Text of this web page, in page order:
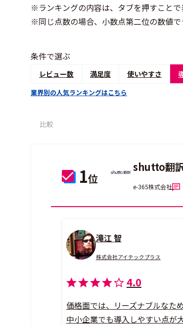
※ランキングの内容は、タブを押すことで
※同じ点数の場合、小数点第二位の数値で
条件で選ぶ
レビュー数 満足度 使いやすさ
業界別の人気ランキングはこちら
比較
1位
shutto翻
e-365株式会社
滝江 智
株式会社アイテックプラス
4.0
価格面では、リーズナブルなため
中小企業でも導入しやすい点が